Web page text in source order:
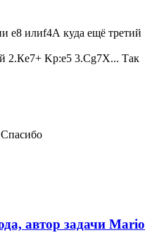
е8 илиf4А куда ещё третий
2.Кe7+ Kр:e5 3.Сg7Х... Так
Спасибо
автор задачи Mario